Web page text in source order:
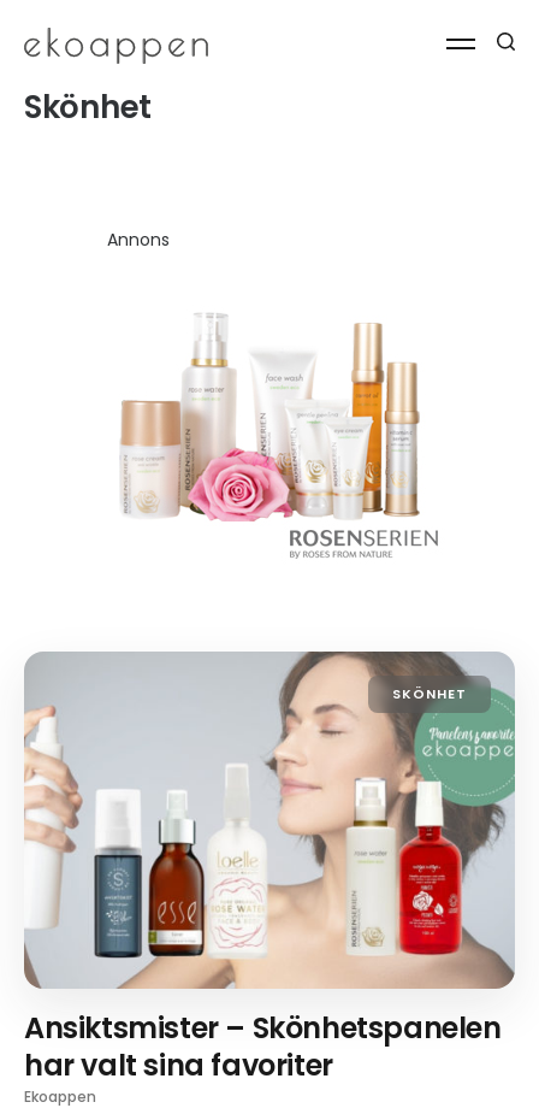
Skönhet
Annons
SKÖNHET
Ansiktsmister – Skönhetspanelen
har valt sina favoriter
Ekoappen